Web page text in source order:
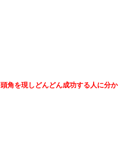
頭角を現しどんどん成功する人に分か